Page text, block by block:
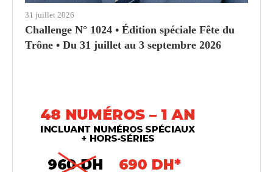
31 juillet 2026
Challenge N° 1024 • Édition spéciale Fête du
Trône • Du 31 juillet au 3 septembre 2026